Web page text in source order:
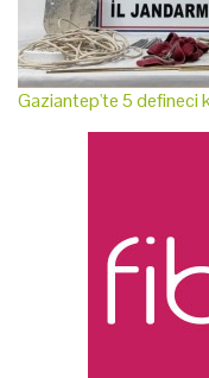
Gaziantep'te 5 defineci